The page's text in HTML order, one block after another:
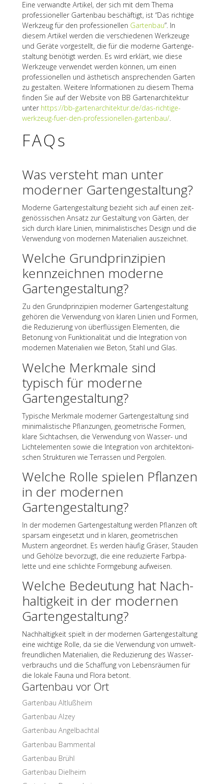
Eine verwandte Arti­kel, der sich mit dem Thema
profes­sio­nel­ler Garten­bau beschäf­tigt, ist “Das rich­tige
Werk­zeug für den profes­sio­nel­len Garten­bau”. In
diesem Arti­kel werden die verschie­de­nen Werk­zeuge
und Geräte vorge­stellt, die für die moderne Garten­ge­
stal­tung benö­tigt werden. Es wird erklärt, wie diese
Werk­zeuge verwen­det werden können, um einen
profes­sio­nel­len und ästhe­tisch anspre­chen­den Garten
zu gestal­ten. Weitere Infor­ma­tio­nen zu diesem Thema
finden Sie auf der Website von BB Garten­ar­chi­tek­tur
unter https://bb-gartenarchitektur.de/das-richtige-
werkzeug-fuer-den-professionellen-gartenbau/.
FAQs
Was versteht man unter
moder­ner Gartengestaltung?
Moderne Garten­ge­stal­tung bezieht sich auf einen zeit­
ge­nös­si­schen Ansatz zur Gestal­tung von Gärten, der
sich durch klare Linien, mini­ma­lis­ti­sches Design und die
Verwen­dung von moder­nen Mate­ria­lien auszeichnet.
Welche Grund­prin­zi­pien
kenn­zeich­nen moderne
Gartengestaltung?
Zu den Grund­prin­zi­pien moder­ner Garten­ge­stal­tung
gehö­ren die Verwen­dung von klaren Linien und Formen,
die Redu­zie­rung von über­flüs­si­gen Elemen­ten, die
Beto­nung von Funk­tio­na­li­tät und die Inte­gra­tion von
moder­nen Mate­ria­lien wie Beton, Stahl und Glas.
Welche Merk­male sind
typisch für moderne
Gartengestaltung?
Typi­sche Merk­male moder­ner Garten­ge­stal­tung sind
mini­ma­lis­ti­sche Pflan­zun­gen, geome­tri­sche Formen,
klare Sicht­ach­sen, die Verwen­dung von Wasser- und
Licht­ele­men­ten sowie die Inte­gra­tion von archi­tek­to­ni­
schen Struk­tu­ren wie Terras­sen und Pergolen.
Welche Rolle spie­len Pflan­zen
in der moder­nen
Gartengestaltung?
In der moder­nen Garten­ge­stal­tung werden Pflan­zen oft
spar­sam einge­setzt und in klaren, geome­tri­schen
Mustern ange­ord­net. Es werden häufig Gräser, Stau­den
und Gehölze bevor­zugt, die eine redu­zierte Farb­pa­
lette und eine schlichte Form­ge­bung aufweisen.
Welche Bedeu­tung hat Nach­
hal­tig­keit in der moder­nen
Gartengestaltung?
Nach­hal­tig­keit spielt in der moder­nen Garten­ge­stal­tung
eine wich­tige Rolle, da sie die Verwen­dung von umwelt­
freund­li­chen Mate­ria­lien, die Redu­zie­rung des Wasser­
ver­brauchs und die Schaf­fung von Lebens­räu­men für
die lokale Fauna und Flora betont.
Garten­bau vor Ort
Garten­bau Altlußheim
Garten­bau Alzey
Garten­bau Angelbachtal
Garten­bau Bammental
Garten­bau Brühl
Garten­bau Dielheim